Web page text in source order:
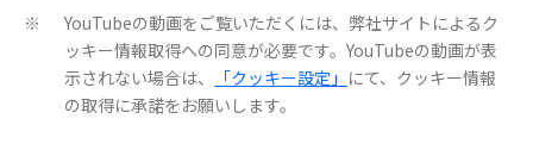
※
YouTubeの動画をご覧いただくには、弊社サイトによるク
ッキー情報取得への同意が必要です。YouTubeの動画が表
示されない場合は、
「クッキー設定」 にて、クッキー情報
の取得に承諾をお願いします。